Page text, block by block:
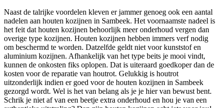
Naast de talrijke voordelen kleven er jammer genoeg ook een aantal
nadelen aan houten kozijnen in Sambeek. Het voornaamste nadeel is
het feit dat houten kozijnen behoorlijk meer onderhoud vergen dan
overige type kozijnen. Houten kozijnen hebben immers verf nodig
om beschermd te worden. Datzelfde geldt niet voor kunststof en
aluminium kozijnen. Afhankelijk van het type beits je mooi vindt,
kunnen de onkosten fiks oplopen. Dat is uiteraard goedkoper dan de
kosten voor de reparatie van houtrot. Gelukkig is houtrot
uitzonderlijk indien er goed voor de houten kozijnen in Sambeek
gezorgd wordt. Wel is het van belang als je je hier van bewust bent.
Schrik je niet af van een beetje extra onderhoud en hou je van een